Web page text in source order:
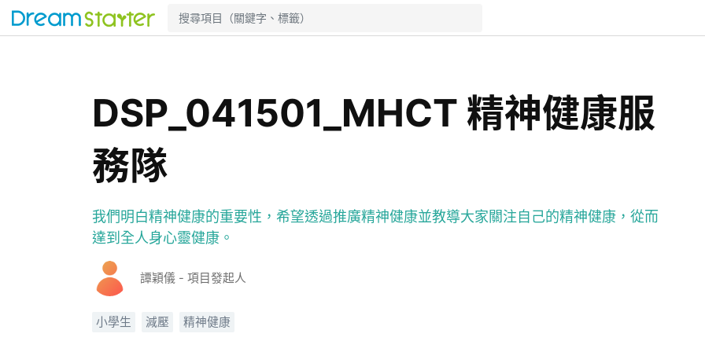
DSP_041501_MHCT 精神健康服
務隊
我們明白精神健康的重要性，希望透過推廣精神健康並教導大家關注自己的精神健康，從而
達到全人身心靈健康。
譚穎儀 - 項目發起人
小學生 減壓 精神健康